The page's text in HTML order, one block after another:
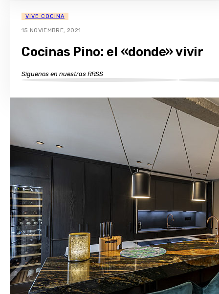
VIVE COCINA
15 NOVIEMBRE, 2021
Cocinas Pino: el «donde» vivir
Síguenos en nuestras RRSS